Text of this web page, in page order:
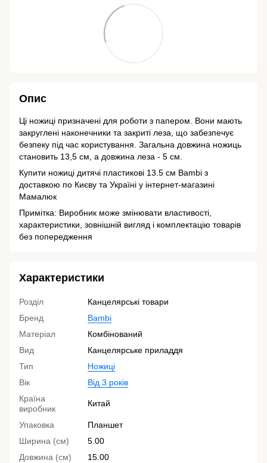
Опис
Ці ножиці призначені для роботи з папером. Вони мають
закруглені наконечники та закриті леза, що забезпечує
безпеку під час користування. Загальна довжина ножиць
становить 13,5 см, а довжина леза - 5 см.
Купити ножиці дитячі пластикові 13.5 см Bambi з
доставкою по Києву та Україні у інтернет-магазині
Мамалюк
Примітка: Виробник може змінювати властивості,
характеристики, зовнішній вигляд і комплектацію товарів
без попередження
Характеристики
Розділ
Канцелярські товари
Бренд
Bambi
Матеріал
Комбінований
Вид
Канцелярське приладдя
Тип
Ножиці
Вік
Від 3 років
Країна
виробник
Китай
Упаковка
Планшет
Ширина (см)
5.00
Довжина (см)
15.00